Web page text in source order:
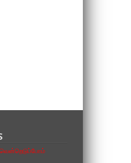
வென்றெடுப்போம்